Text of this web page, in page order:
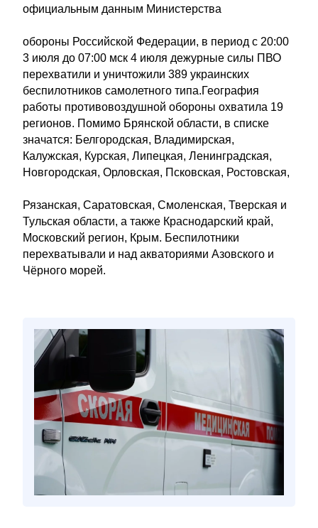
официальным данным Министерства
обороны Российской Федерации, в период с 20:00
3 июля до 07:00 мск 4 июля дежурные силы ПВО
перехватили и уничтожили 389 украинских
беспилотников самолетного типа.География
работы противовоздушной обороны охватила 19
регионов. Помимо Брянской области, в списке
значатся: Белгородская, Владимирская,
Калужская, Курская, Липецкая, Ленинградская,
Новгородская, Орловская, Псковская, Ростовская,
Рязанская, Саратовская, Смоленская, Тверская и
Тульская области, а также Краснодарский край,
Московский регион, Крым. Беспилотники
перехватывали и над акваториями Азовского и
Чёрного морей.